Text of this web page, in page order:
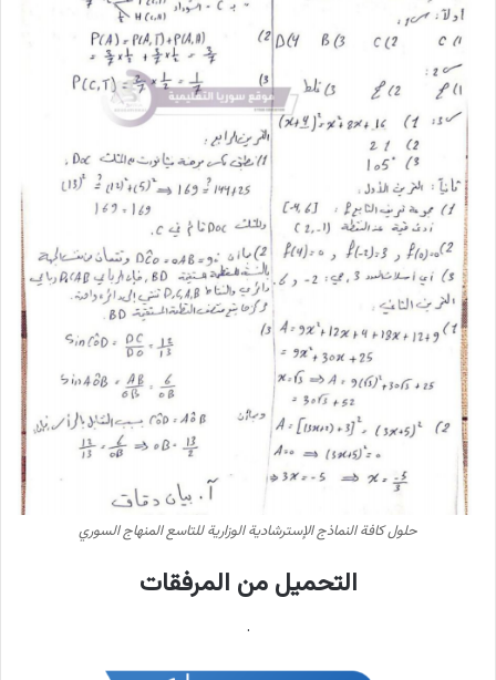
حلول كافة النماذج الإسترشادية الوزارية للتاسع المنهاج السوري
التحميل من المرفقات
.